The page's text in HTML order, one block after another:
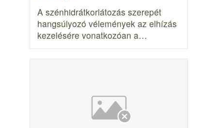
A szénhidrátkorlátozás szerepét
hangsúlyozó vélemények az elhízás
kezelésére vonatkozóan a…